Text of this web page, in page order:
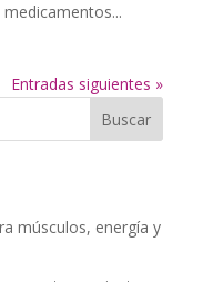
Entradas siguientes »
Buscar
músculos, energía y